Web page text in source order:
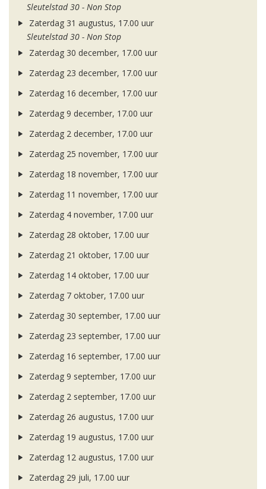
Sleutelstad 30 - Non Stop
Zaterdag 31 augustus, 17.00 uur
Sleutelstad 30 - Non Stop
Zaterdag 30 december, 17.00 uur
Zaterdag 23 december, 17.00 uur
Zaterdag 16 december, 17.00 uur
Zaterdag 9 december, 17.00 uur
Zaterdag 2 december, 17.00 uur
Zaterdag 25 november, 17.00 uur
Zaterdag 18 november, 17.00 uur
Zaterdag 11 november, 17.00 uur
Zaterdag 4 november, 17.00 uur
Zaterdag 28 oktober, 17.00 uur
Zaterdag 21 oktober, 17.00 uur
Zaterdag 14 oktober, 17.00 uur
Zaterdag 7 oktober, 17.00 uur
Zaterdag 30 september, 17.00 uur
Zaterdag 23 september, 17.00 uur
Zaterdag 16 september, 17.00 uur
Zaterdag 9 september, 17.00 uur
Zaterdag 2 september, 17.00 uur
Zaterdag 26 augustus, 17.00 uur
Zaterdag 19 augustus, 17.00 uur
Zaterdag 12 augustus, 17.00 uur
Zaterdag 29 juli, 17.00 uur